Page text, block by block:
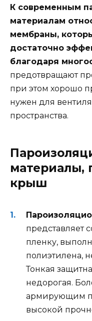
К современным
материалам
мембраны,
достаточно
благодаря
предотвращают
при этом хорошо
нужен для
пространства.
материалы,
крыш
представляет
пленку,
полиэтилена,
Тонкая
недорогая.
армирующим
высокой